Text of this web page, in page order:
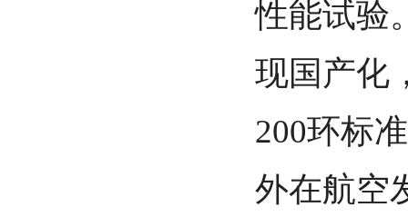
性能试验
现国产化
200环标
外在航空